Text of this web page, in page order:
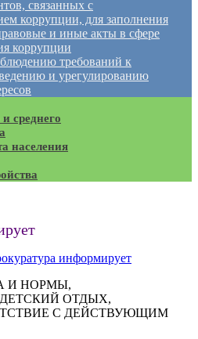
связанных с
коррупции, для заполнения
и иные акты в сфере
коррупции
требований к
и урегулированию
среднего
населения
информирует
И НОРМЫ,
ОТДЫХ,
С ДЕЙСТВУЮЩИМ